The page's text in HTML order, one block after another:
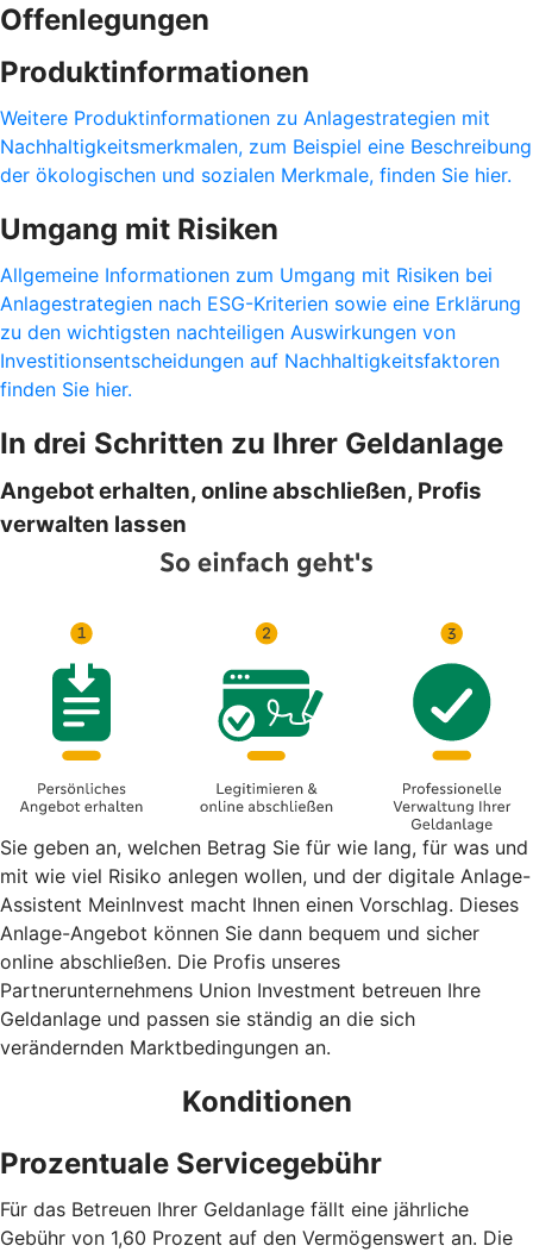
Offenlegungen
Produktinformationen
Weitere Produktinformationen zu Anlagestrategien mit
Nachhaltigkeitsmerkmalen, zum Beispiel eine Beschreibung
der ökologischen und sozialen Merkmale, finden Sie hier.
Umgang mit Risiken
Allgemeine Informationen zum Umgang mit Risiken bei
Anlagestrategien nach ESG-Kriterien sowie eine Erklärung
zu den wichtigsten nachteiligen Auswirkungen von
Investitionsentscheidungen auf Nachhaltigkeitsfaktoren
finden Sie hier.
In drei Schritten zu Ihrer Geldanlage
Angebot erhalten, online abschließen, Profis
verwalten lassen
Sie geben an, welchen Betrag Sie für wie lang, für was und
mit wie viel Risiko anlegen wollen, und der digitale Anlage-
Assistent MeinInvest macht Ihnen einen Vorschlag. Dieses
Anlage-Angebot können Sie dann bequem und sicher
online abschließen. Die Profis unseres
Partnerunternehmens Union Investment betreuen Ihre
Geldanlage und passen sie ständig an die sich
verändernden Marktbedingungen an.
Konditionen
Prozentuale Servicegebühr
Für das Betreuen Ihrer Geldanlage fällt eine jährliche
Gebühr von 1,60 Prozent auf den Vermögenswert an. Die